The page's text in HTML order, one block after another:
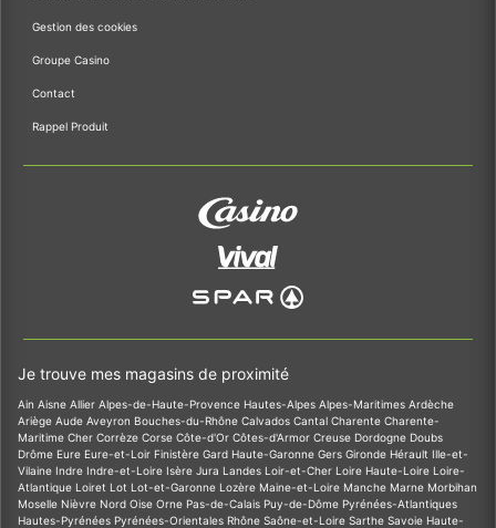
Gestion des cookies
Groupe Casino
Contact
Rappel Produit
Je trouve mes magasins de proximité
Ain Aisne Allier Alpes-de-Haute-Provence Hautes-Alpes Alpes-Maritimes Ardèche
Ariège Aude Aveyron Bouches-du-Rhône Calvados Cantal Charente Charente-
Maritime Cher Corrèze Corse Côte-d'Or Côtes-d'Armor Creuse Dordogne Doubs
Drôme Eure Eure-et-Loir Finistère Gard Haute-Garonne Gers Gironde Hérault Ille-et-
Vilaine Indre Indre-et-Loire Isère Jura Landes Loir-et-Cher Loire Haute-Loire Loire-
Atlantique Loiret Lot Lot-et-Garonne Lozère Maine-et-Loire Manche Marne Morbihan
Moselle Nièvre Nord Oise Orne Pas-de-Calais Puy-de-Dôme Pyrénées-Atlantiques
Hautes-Pyrénées Pyrénées-Orientales Rhône Saône-et-Loire Sarthe Savoie Haute-